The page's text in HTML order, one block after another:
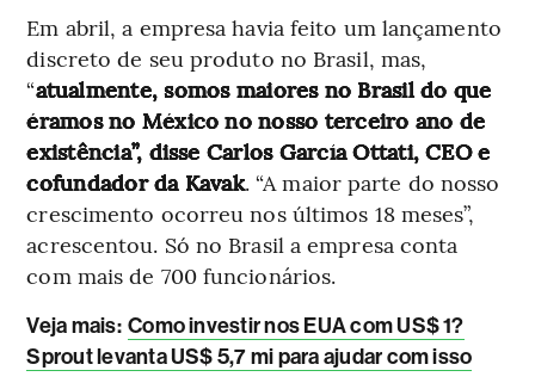
Em abril, a empresa havia feito um lançamento
discreto de seu produto no Brasil, mas,
“atualmente, somos maiores no Brasil do que
éramos no México no nosso terceiro ano de
existência”, disse Carlos García Ottati, CEO e
cofundador da Kavak. “A maior parte do nosso
crescimento ocorreu nos últimos 18 meses”,
acrescentou. Só no Brasil a empresa conta
com mais de 700 funcionários.
Veja mais: Como investir nos EUA com US$ 1?
Sprout levanta US$ 5,7 mi para ajudar com isso